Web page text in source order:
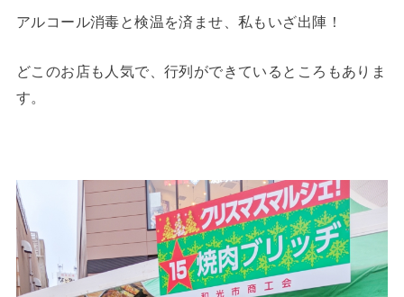
アルコール消毒と検温を済ませ、私もいざ出陣！
どこのお店も人気で、行列ができているところもありま
す。